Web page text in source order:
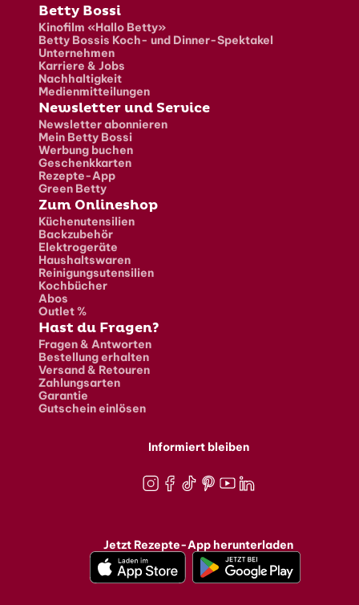
Fusszeile
Betty Bossi
Kinofilm «Hallo Betty»
Betty Bossis Koch- und Dinner-Spektakel
Unternehmen
Karriere & Jobs
Nachhaltigkeit
Medienmitteilungen
Newsletter und Service
Newsletter abonnieren
Mein Betty Bossi
Werbung buchen
Geschenkkarten
Rezepte-App
Green Betty
Zum Onlineshop
Küchenutensilien
Backzubehör
Elektrogeräte
Haushaltswaren
Reinigungsutensilien
Kochbücher
Abos
Outlet %
Hast du Fragen?
Fragen & Antworten
Bestellung erhalten
Versand & Retouren
Zahlungsarten
Garantie
Gutschein einlösen
Informiert bleiben
Jetzt Rezepte-App herunterladen